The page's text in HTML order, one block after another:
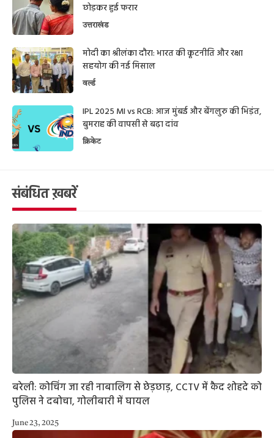
छोड़कर हुई फरार
उत्तराखंड
मोदी का श्रीलंका दौरा: भारत की कूटनीति और रक्षा
सहयोग की नई मिसाल
वर्ल्ड
IPL 2025 MI vs RCB: आज मुंबई और बेंगलुरु की भिड़ंत,
बुमराह की वापसी से बढ़ा दांव
क्रिकेट
संबंधित ख़बरें
बरेली: कोचिंग जा रही नाबालिग से छेड़छाड़, CCTV में कैद शोहदे को
पुलिस ने दबोचा, गोलीबारी में घायल
June 23, 2025